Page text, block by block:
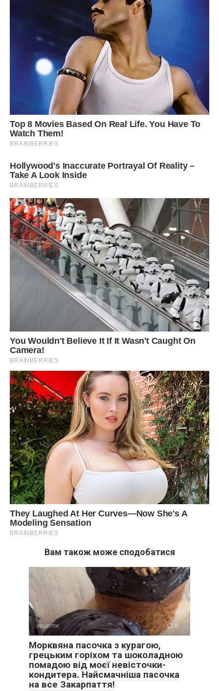
Вам також може сподобатися
рецепти 0
Морквяна пасочка з курагою,
грецьким горіхом та шоколадною
помадою від моєї невісточки-
кондитера. Найсмачніша пасочка
на все Закарпаття!